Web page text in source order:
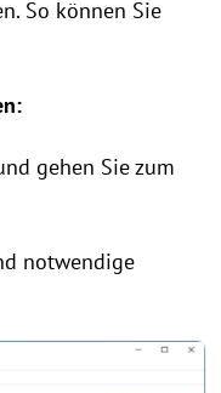
So können Sie
gehen Sie zum
notwendige